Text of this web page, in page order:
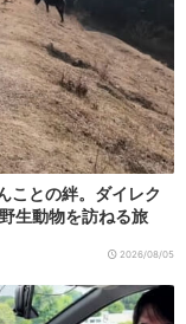
ことの絆。ダイレク
生動物を訪ねる旅
2026/08/05